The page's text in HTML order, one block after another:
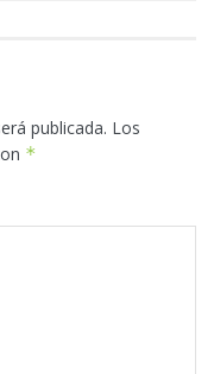
publicada. Los
*